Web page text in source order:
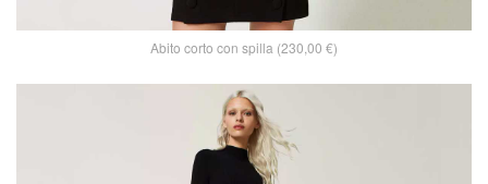
Abito corto con spilla (230,00 €)